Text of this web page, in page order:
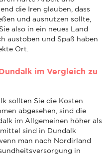
die Iren glauben, dass
und ausnutzen sollte,
also in ein neues Land
austoben und Spaß haben
Ort.
im Vergleich zu
sollten Sie die Kosten
abgesehen, sind die
im Allgemeinen höher als
sind in Dundalk
man nach Nordirland
in